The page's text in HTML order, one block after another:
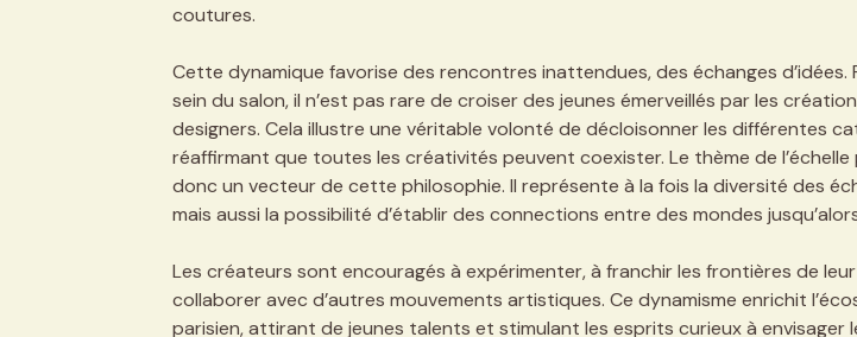
coutures.
Cette dynamique favorise des rencontres inattendues, des échanges d’idées.
sein du salon, il n’est pas rare de croiser des jeunes émerveillés par les
designers. Cela illustre une véritable volonté de décloisonner les différentes
réaffirmant que toutes les créativités peuvent coexister. Le thème de
donc un vecteur de cette philosophie. Il représente à la fois la diversité des
mais aussi la possibilité d’établir des connections entre des mondes
Les créateurs sont encouragés à expérimenter, à franchir les frontières de
collaborer avec d’autres mouvements artistiques. Ce dynamisme enrichit
parisien, attirant de jeunes talents et stimulant les esprits curieux à envisager